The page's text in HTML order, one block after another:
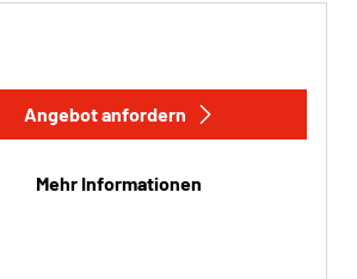
Angebot anfordern
Mehr Informationen